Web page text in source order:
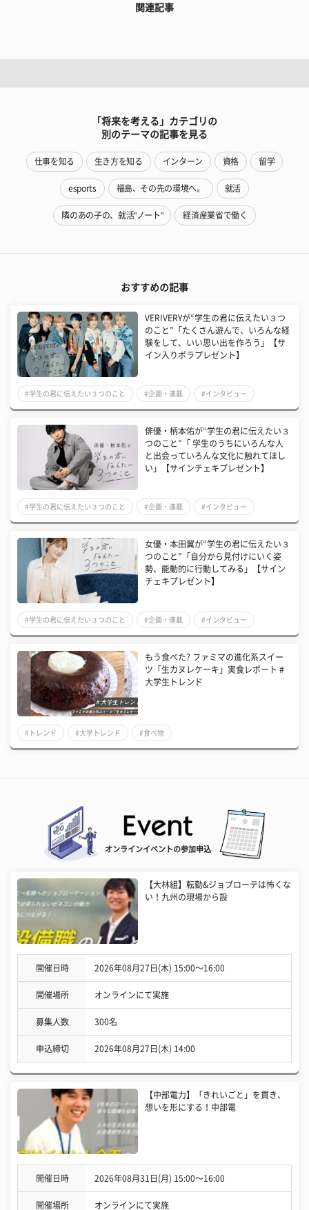
関連記事
「将来を考える」カテゴリの
別のテーマの記事を見る
仕事を知る 生き方を知る インターン 資格 留学
esports 福島、その先の環境へ。 就活
隣のあの子の、就活"ノート" 経済産業省で働く
おすすめの記事
VERIVERYが“学生の君に伝えたい３つ
のこと”「たくさん遊んで、いろんな経
験をして、いい思い出を作ろう」【サ
イン入りポラプレゼント】
#学生の君に伝えたい３つのこと #企画・連載 #インタビュー
俳優・柄本佑が“学生の君に伝えたい３
つのこと”「 学生のうちにいろんな人
と出会っていろんな文化に触れてほし
い」【サインチェキプレゼント】
#学生の君に伝えたい３つのこと #企画・連載 #インタビュー
女優・本田翼が“学生の君に伝えたい３
つのこと”「自分から見付けにいく姿
勢、能動的に行動してみる」【サイン
チェキプレゼント】
#学生の君に伝えたい３つのこと #企画・連載 #インタビュー
もう食べた? ファミマの進化系スイー
ツ「生カヌレケーキ」実食レポート #
大学生トレンド
#トレンド #大学トレンド #食べ物
オンラインイベントの参加申込
【大林組】転勤&ジョブローテは怖くな
い！九州の現場から設
開催日時 2026年08月27日(木) 15:00〜16:00
開催場所 オンラインにて実施
募集人数 300名
申込締切 2026年08月27日(木) 14:00
【中部電力】「きれいごと」を貫き、
想いを形にする！中部電
開催日時 2026年08月31日(月) 15:00〜16:00
開催場所 オンラインにて実施